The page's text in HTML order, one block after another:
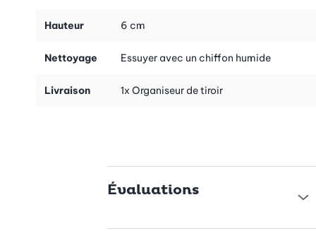
Hauteur 6 cm
Nettoyage Essuyer avec un chiffon humide
Livraison 1x Organiseur de tiroir
Évaluations